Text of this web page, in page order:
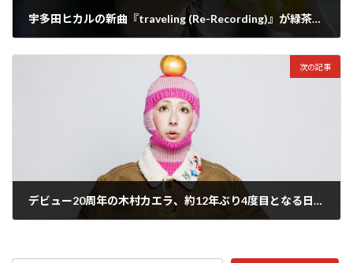
宇多田ヒカルの新曲『traveling (Re-Recording)』が緑茶ブランド『綾鷹』の新CMソングに決定!! 自身も出演したCM撮影インタビュー動画も公開
次の記事
デビュー20周年の木村カエラ、約12年ぶり4度目となる日本武道館公演ライブが決定！4/10には新曲『DAHLIA』をリリース